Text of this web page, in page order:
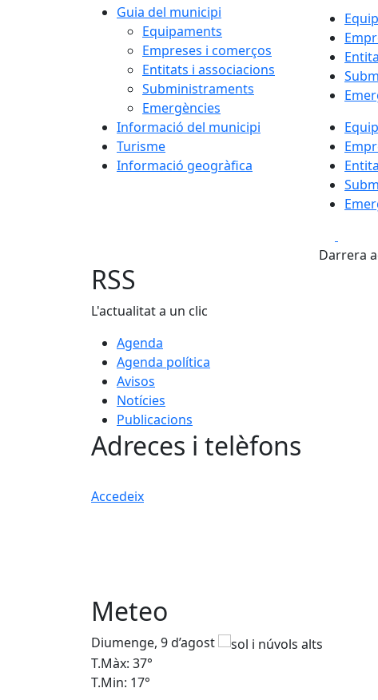
Guia del municipi
Equipaments
Empreses i comerços
Entitats i associacions
Subministraments
Emergències
Informació del municipi
Turisme
Informació geogràfica
Darrera
RSS
L'actualitat a un clic
Agenda
Agenda política
Avisos
Notícies
Publicacions
Adreces i telèfons
Accedeix
Meteo
Diumenge, 9 d’agost
T.Màx: 37°
T.Min: 17°